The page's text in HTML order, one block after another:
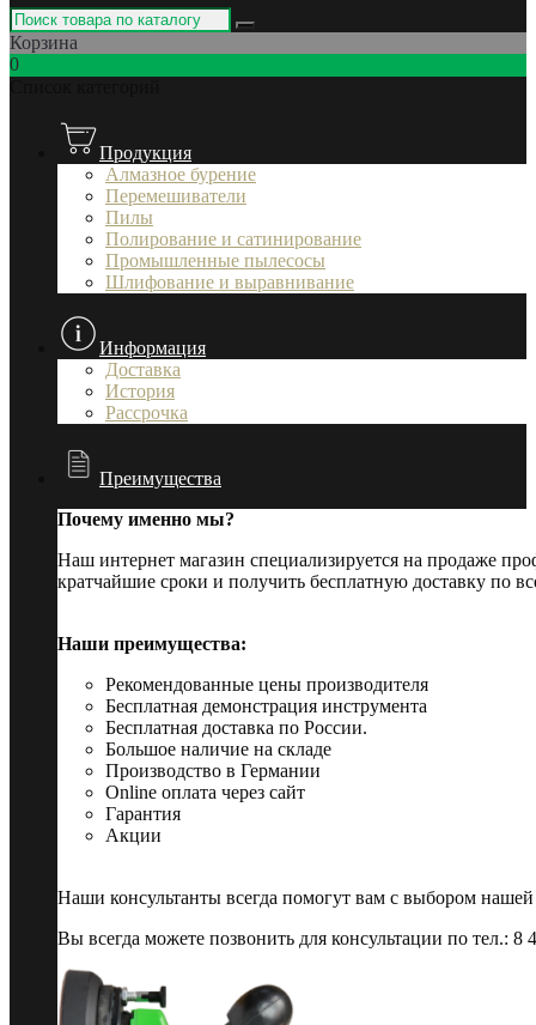
Корзина
0
Продукция
Алмазное бурение
Перемешиватели
Пилы
Полирование и сатинирование
Промышленные пылесосы
Шлифование и выравнивание
Информация
Доставка
История
Рассрочка
Преимущества
Почему именно мы?
Наш интернет магазин специализируется на продаже
кратчайшие сроки и получить бесплатную доставку по
Наши преимущества:
Рекомендованные цены производителя
Бесплатная демонстрация инструмента
Бесплатная доставка по России.
Большое наличие на складе
Производство в Германии
Online оплата через сайт
Гарантия
Акции
Наши консультанты всегда помогут вам с выбором
Вы всегда можете позвонить для консультации по тел.: